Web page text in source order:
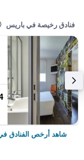
فنادق رخيصة في باريس
شاهد أرخص الفنادق